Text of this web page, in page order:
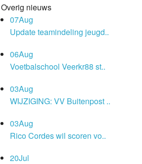
Overig nieuws
07Aug
Update teamindeling jeugd..
06Aug
Voetbalschool Veerkr88 st..
03Aug
WIJZIGING: VV Buitenpost ..
03Aug
Rico Cordes wil scoren vo..
20Jul